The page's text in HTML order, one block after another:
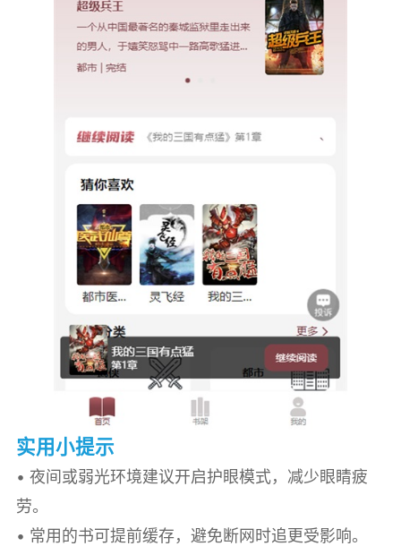
实用小提示
• 夜间或弱光环境建议开启护眼模式，减少眼睛疲
劳。
• 常用的书可提前缓存，避免断网时追更受影响。